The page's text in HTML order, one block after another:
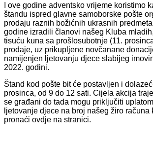
I ove godine adventsko vrijeme koristimo
štandu ispred glavne samoborske pošte
prodaju raznih božićnih ukrasnih
godine izradili članovi našeg Kluba
tisuću kuna sa prošlosubotnje (11.
prodaje, uz prikupljene novčanane
namijenjen ljetovanju djece slabijeg
2022. godini.
Štand kod pošte bit će postavljen i
prosinca, od 9 do 12 sati. Cijela akcija
se građani do tada mogu priključiti
ljetovanje djece na broj našeg žiro računa
pronaći ovdje na stranici.